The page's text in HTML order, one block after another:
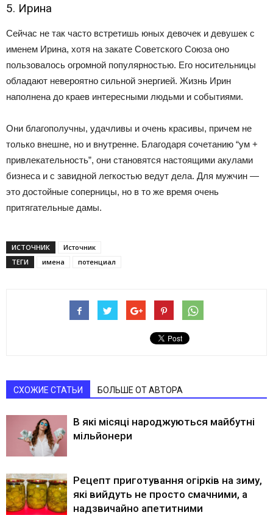
5. Ирина
Сейчас не так часто встретишь юных девочек и девушек с
именем Ирина, хотя на закате Советского Союза оно
пользовалось огромной популярностью. Его носительницы
обладают невероятно сильной энергией. Жизнь Ирин
наполнена до краев интересными людьми и событиями.
Они благополучны, удачливы и очень красивы, причем не
только внешне, но и внутренне. Благодаря сочетанию “ум +
привлекательность”, они становятся настоящими акулами
бизнеса и с завидной легкостью ведут дела. Для мужчин —
это достойные соперницы, но в то же время очень
притягательные дамы.
ИСТОЧНИК
Источник
ТЕГИ
имена потенциал
СХОЖИЕ СТАТЬИ БОЛЬШЕ ОТ АВТОРА
В які місяці народжуються майбутні
мільйонери
Рецепт приготування огірків на зиму,
які вийдуть не просто смачними, а
надзвичайно апетитними